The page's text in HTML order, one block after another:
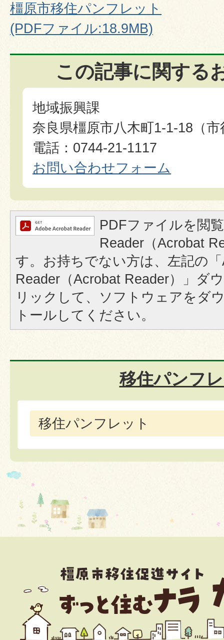
橿原市移住パンフレット
(PDFファイル:18.9MB)
この記事に関する
地域振興課
奈良県橿原市八木町1-1-18（
電話：0744-21-1117
お問い合わせフォーム
PDFファイルを閲
Reader（Acrobat
す。お持ちでない方は、左記の
Reader（Acrobat Reader）」ダ
リックして、ソフトウェアをダ
トールしてください。
移住パンフ
移住パンフレット